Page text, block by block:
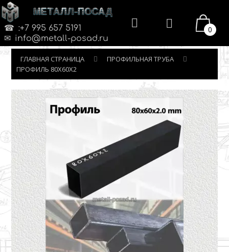
МЕТАЛЛ-ПОСАД
:+7 995 657 5191
info@metall-posad.ru
0
ГЛАВНАЯ СТРАНИЦА
ПРОФИЛЬНАЯ ТРУБА
ПРОФИЛЬ 80Х60Х2